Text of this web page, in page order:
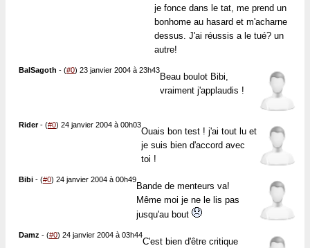
je fonce dans le tat, me prend un
bonhome au hasard et m'acharne
dessus. J'ai réussis a le tué? un
autre!
BalSagoth - (#0) 23 janvier 2004 à 23h43
Beau boulot Bibi,
vraiment j'applaudis !
Rider- (#0) 24 janvier 2004 à 00h03
Ouais bon test ! j'ai tout lu et
je suis bien d'accord avec
toi !
Bibi - (#0) 24 janvier 2004 à 00h49
Bande de menteurs va!
Même moi je ne le lis pas
jusqu'au bout
Damz - (#0) 24 janvier 2004 à 03h44
C'est bien d'être critique